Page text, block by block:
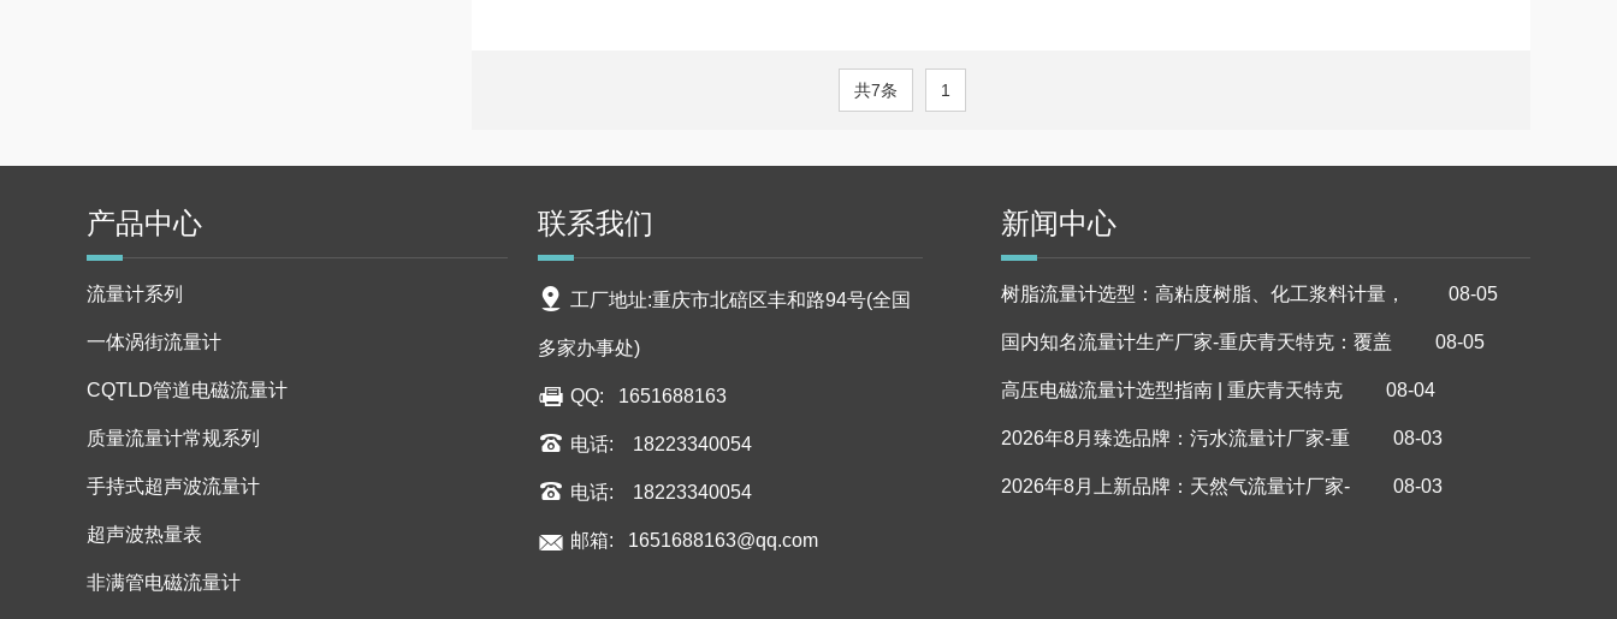
共7条 1
产品中心
流量计系列
一体涡街流量计
CQTLD管道电磁流量计
质量流量计常规系列
手持式超声波流量计
超声波热量表
非满管电磁流量计
联系我们
工厂地址:重庆市北碚区丰和路94号(全国
多家办事处)
QQ: 1651688163
电话: 18223340054
电话: 18223340054
邮箱: 1651688163@qq.com
新闻中心
树脂流量计选型：高粘度树脂、化工浆料计量， 08-05
国内知名流量计生产厂家‑重庆青天特克：覆盖 08-05
高压电磁流量计选型指南 | 重庆青天特克 08-04
2026年8月臻选品牌：污水流量计厂家-重 08-03
2026年8月上新品牌：天然气流量计厂家- 08-03